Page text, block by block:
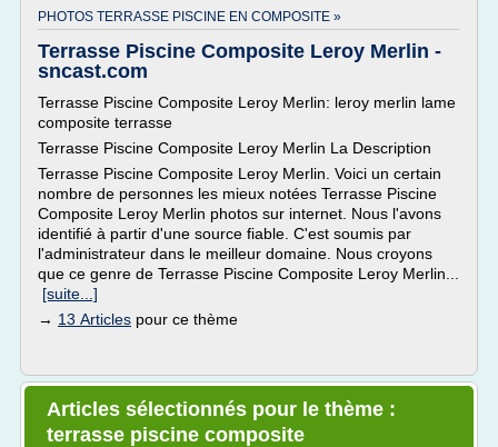
PHOTOS TERRASSE PISCINE EN COMPOSITE »
Terrasse Piscine Composite Leroy Merlin -
sncast.com
Terrasse Piscine Composite Leroy Merlin: leroy merlin lame
composite terrasse
Terrasse Piscine Composite Leroy Merlin La Description
Terrasse Piscine Composite Leroy Merlin. Voici un certain
nombre de personnes les mieux notées Terrasse Piscine
Composite Leroy Merlin photos sur internet. Nous l'avons
identifié à partir d'une source fiable. C'est soumis par
l'administrateur dans le meilleur domaine. Nous croyons
que ce genre de Terrasse Piscine Composite Leroy Merlin...
[suite...]
→ 13 Articles pour ce thème
Articles sélectionnés pour le thème :
terrasse piscine composite